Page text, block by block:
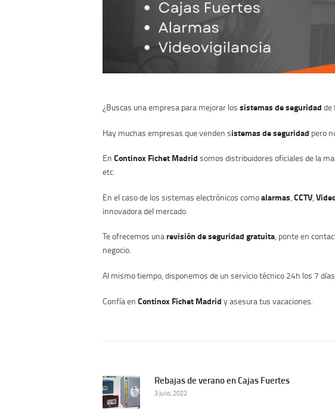
¿Buscas una empresa para mejorar los sistemas de seguridad de
Hay muchas empresas que venden sistemas de seguridad pero
En Continox Fichet Madrid somos distribuidores oficiales de la
etc.
En el caso de los sistemas electrónicos comoalarmas, CCTV,
innovadora del mercado.
Te ofrecemos unarevisión de seguridad gratuita, ponte en
negocio.
Al mismo tiempo, disponemos de un servicio técnico 24h los 7
Confía en Continox Fichet Madrid y asesura tus vacaciones.
entradasPublicación
Anterior:
Rebajas de verano en Cajas Fuertes
3 julio, 2022